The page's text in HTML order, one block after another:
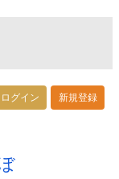
ログイン 新規登録